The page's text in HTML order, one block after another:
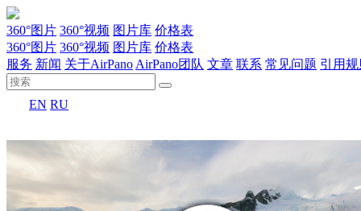
360°图片 360°视频 图片库 价格表
360°图片 360°视频 图片库 价格表
服务 新闻 关于AirPano AirPano团队 文章 联系 常见问题 引用
EN RU